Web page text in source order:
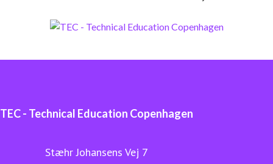
TEC - Technical Education Copenhagen
Stæhr Johansens Vej 7